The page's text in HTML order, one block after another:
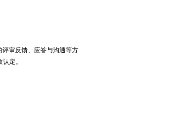
审反馈、应答与沟通等方
定。